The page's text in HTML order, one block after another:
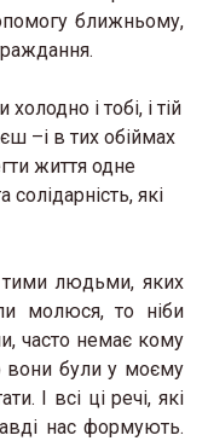
ближньому,
і тобі, і тій
–і в тих обіймах
життя одне
які
тими людьми, яких
молюся, то ніби
часто немає кому
вони були у моєму
І всі ці речі, які
нас формують.